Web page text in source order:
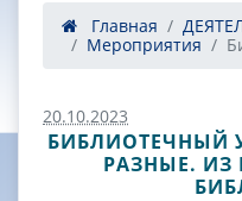
Главная
Мероприятия
20.10.2023
БИБЛИОТЕЧНЫЙ
РАЗНЫЕ. ИЗ